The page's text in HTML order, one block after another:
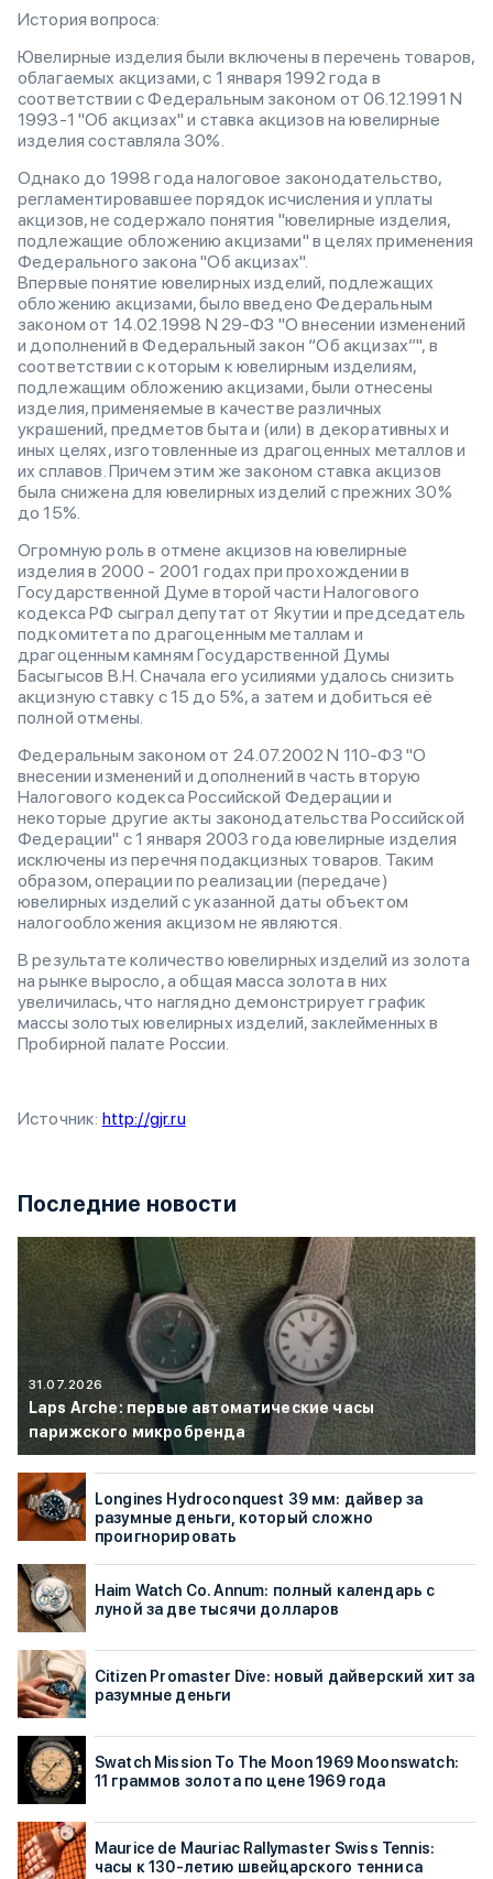
История вопроса:
Ювелирные изделия были включены в перечень товаров,
облагаемых акцизами, с 1 января 1992 года в
соответствии с Федеральным законом от 06.12.1991 N
1993-1 "Об акцизах" и ставка акцизов на ювелирные
изделия составляла 30%.
Однако до 1998 года налоговое законодательство,
регламентировавшее порядок исчисления и уплаты
акцизов, не содержало понятия "ювелирные изделия,
подлежащие обложению акцизами" в целях применения
Федерального закона "Об акцизах".
Впервые понятие ювелирных изделий, подлежащих
обложению акцизами, было введено Федеральным
законом от 14.02.1998 N 29-ФЗ "О внесении изменений
и дополнений в Федеральный закон “Об акцизах”", в
соответствии с которым к ювелирным изделиям,
подлежащим обложению акцизами, были отнесены
изделия, применяемые в качестве различных
украшений, предметов быта и (или) в декоративных и
иных целях, изготовленные из драгоценных металлов и
их сплавов. Причем этим же законом ставка акцизов
была снижена для ювелирных изделий с прежних 30%
до 15%.
Огромную роль в отмене акцизов на ювелирные
изделия в 2000 - 2001 годах при прохождении в
Государственной Думе второй части Налогового
кодекса РФ сыграл депутат от Якутии и председатель
подкомитета по драгоценным металлам и
драгоценным камням Государственной Думы
Басыгысов В.Н. Сначала его усилиями удалось снизить
акцизную ставку с 15 до 5%, а затем и добиться её
полной отмены.
Федеральным законом от 24.07.2002 N 110-ФЗ "О
внесении изменений и дополнений в часть вторую
Налогового кодекса Российской Федерации и
некоторые другие акты законодательства Российской
Федерации" с 1 января 2003 года ювелирные изделия
исключены из перечня подакцизных товаров. Таким
образом, операции по реализации (передаче)
ювелирных изделий с указанной даты объектом
налогообложения акцизом не являются.
В результате количество ювелирных изделий из золота
на рынке выросло, а общая масса золота в них
увеличилась, что наглядно демонстрирует график
массы золотых ювелирных изделий, заклейменных в
Пробирной палате России.
Источник: http://gjr.ru
Последние новости
31.07.2026
Laps Arche: первые автоматические часы
парижского микробренда
Longines Hydroconquest 39 мм: дайвер за
разумные деньги, который сложно
проигнорировать
Haim Watch Co. Annum: полный календарь с
луной за две тысячи долларов
Citizen Promaster Dive: новый дайверский хит за
разумные деньги
Swatch Mission To The Moon 1969 Moonswatch:
11 граммов золота по цене 1969 года
Maurice de Mauriac Rallymaster Swiss Tennis:
часы к 130-летию швейцарского тенниса